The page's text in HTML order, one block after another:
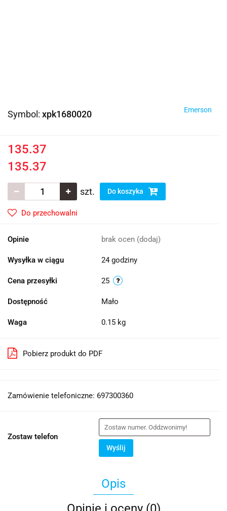
Symbol: xpk1680020 Emerson
135.37
135.37
szt. Do koszyka
Do przechowalni
Opinie brak ocen (dodaj)
Wysyłka w ciągu 24 godziny
Cena przesyłki 25
Dostępność Mało
Waga 0.15 kg
Pobierz produkt do PDF
Zamówienie telefoniczne: 697300360
Zostaw telefon
Wyślij
Opis